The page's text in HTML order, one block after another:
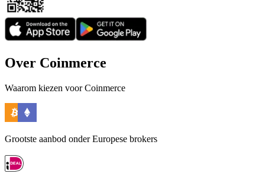
Over Coinmerce
Waarom kiezen voor Coinmerce
Grootste aanbod onder Europese brokers